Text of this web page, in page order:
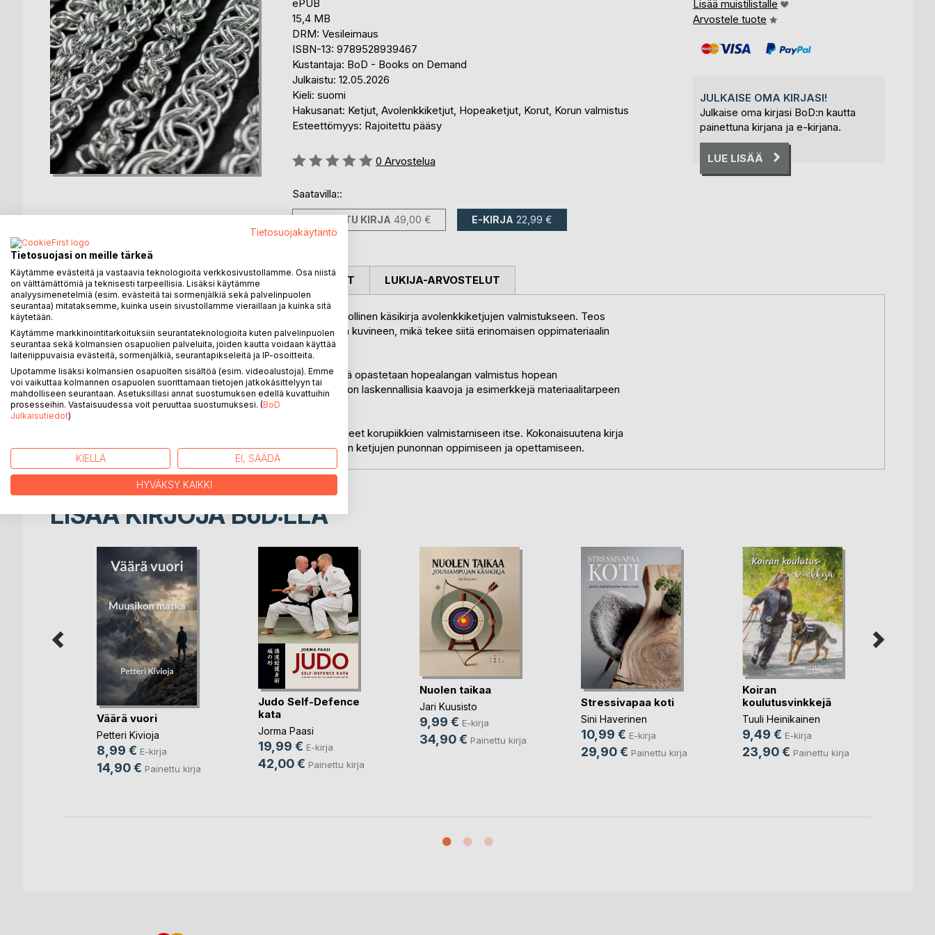
ePUB
15,4 MB
DRM: Vesileimaus
ISBN-13: 9789528939467
Kustantaja: BoD - Books on Demand
Julkaistu: 12.05.2026
Kieli: suomi
Hakusanat: Ketjut, Avolenkkiketjut, Hopeaketjut, Korut, Korun valmistus
Esteettömyys: Rajoitettu pääsy
Arvostelu::
0 Arvostelua
Saatavilla::
PAINETTU KIRJA 49,00 € E-KIRJA 22,99 €
Lisää muistilistalle
Arvostele tuote
JULKAISE OMA KIRJASI!
Julkaise oma kirjasi BoD:n kautta
painettuna kirjana ja e-kirjana.
LUE LISÄÄ
KUVAUS
Opas ketjujen punontaan on selkeä ja visuaalisesti havainnollinen käsikirja avolenkkiketjujen valmistukseen. Teos
esittelee kymmeniä ketjumalleja vaiheittaisine ohjeineen ja kuvineen, mikä tekee siitä erinomaisen oppimateriaalin
sekä koruharrastajille että alan opiskelijoille ja opettajille.
Kirjassa käydään läpi tarvittavat työkalut ja materiaalit, sekä opastetaan hopealangan valmistus hopean
sulattamisesta lähtien, aina valmiiksi langaksi asti. Mukana on laskennallisia kaavoja ja esimerkkejä materiaalitarpeen
arviointiin.
Lisäksi teos sisältää vinkkejä helmien yhdistämiseen ja ohjeet korupiikkien valmistamiseen itse. Kokonaisuutena kirja
tarjoaa ammattitasoisen, käytännönläheisen kokonaisuuden ketjujen punonnan oppimiseen ja opettamiseen.
KIRJAILIJA LEHDISTÖARVOSTELUT LUKIJA-ARVOSTELUT
LISÄÄ KIRJOJA BoD:LLA
Väärä vuori
Petteri Kivioja
8,99 € E-kirja
14,90 € Painettu kirja
Judo Self-Defence
kata
Jorma Paasi
19,99 € E-kirja
42,00 € Painettu kirja
Nuolen taikaa
Jari Kuusisto
9,99 € E-kirja
34,90 € Painettu kirja
Stressivapaa koti
Sini Haverinen
10,99 € E-kirja
29,90 € Painettu kirja
Koiran
koulutusvinkkejä
Tuuli Heinikainen
9,49 € E-kirja
23,90 € Painettu kirja
Tietosuojakäytäntö
Tietosuojasi on meille tärkeä
Käytämme evästeitä ja vastaavia teknologioita verkkosivustollamme. Osa niistä
on välttämättömiä ja teknisesti tarpeellisia. Lisäksi käytämme
analyysimenetelmiä (esim. evästeitä tai sormenjälkiä sekä palvelinpuolen
seurantaa) mitataksemme, kuinka usein sivustollamme vieraillaan ja kuinka sitä
käytetään.
Käytämme markkinointitarkoituksiin seurantateknologioita kuten palvelinpuolen
seurantaa sekä kolmansien osapuolien palveluita, joiden kautta voidaan käyttää
laiteriippuvaisia evästeitä, sormenjälkiä, seurantapikseleitä ja IP-osoitteita.
Upotamme lisäksi kolmansien osapuolten sisältöä (esim. videoalustoja). Emme
voi vaikuttaa kolmannen osapuolen suorittamaan tietojen jatkokäsittelyyn tai
mahdolliseen seurantaan. Asetuksillasi annat suostumuksen edellä kuvattuihin
prosesseihin. Vastaisuudessa voit peruuttaa suostumuksesi. (BoD
Julkaisutiedot)
KIELLÄ EI, SÄÄDÄ
HYVÄKSY KAIKKI